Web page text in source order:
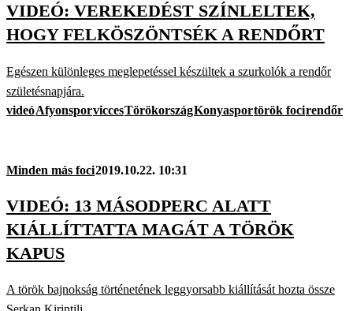
VIDEÓ: VEREKEDÉST SZÍNLELTEK,
HOGY FELKÖSZÖNTSÉK A RENDŐRT
Egészen különleges meglepetéssel készültek a szurkolók a rendőr
születésnapjára.
videóAfyonsporviccesTörökországKonyasportörök focirendőr
Minden más foci2019.10.22. 10:31
VIDEÓ: 13 MÁSODPERC ALATT
KIÁLLÍTTATTA MAGÁT A TÖRÖK
KAPUS
A török bajnokság történetének leggyorsabb kiállítását hozta össze